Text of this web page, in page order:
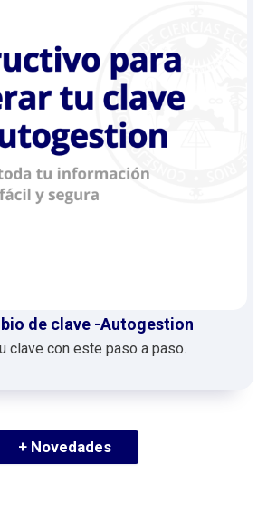
de clave -Autogestion
clave con este paso a paso.
+ Novedades